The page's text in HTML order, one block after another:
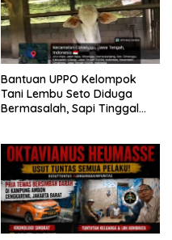
Bantuan UPPO Kelompok
Tani Lembu Seto Diduga
Bermasalah, Sapi Tinggal